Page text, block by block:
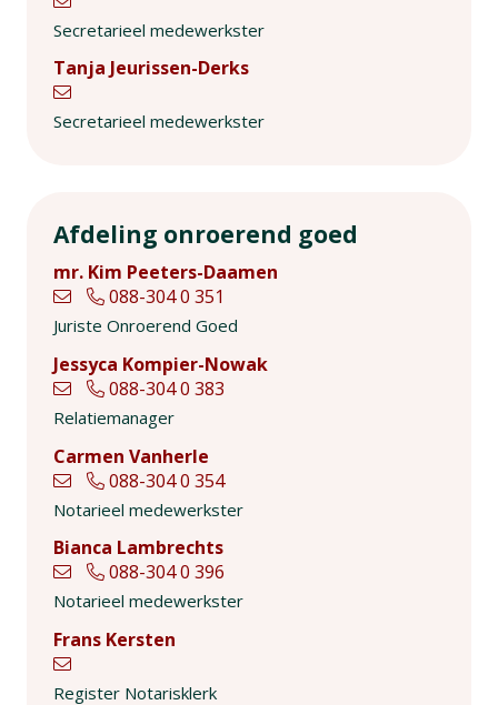
Secretarieel medewerkster
Tanja Jeurissen-Derks
Secretarieel medewerkster
Afdeling onroerend goed
mr. Kim Peeters-Daamen
088-304 0 351
Juriste Onroerend Goed
Jessyca Kompier-Nowak
088-304 0 383
Relatiemanager
Carmen Vanherle
088-304 0 354
Notarieel medewerkster
Bianca Lambrechts
088-304 0 396
Notarieel medewerkster
Frans Kersten
Register Notarisklerk